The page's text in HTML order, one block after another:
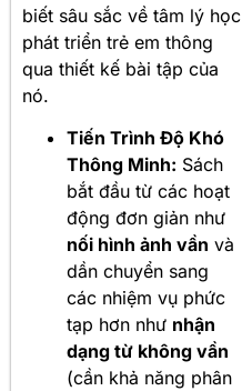
biết sâu sắc về tâm lý học
phát triển trẻ em thông
qua thiết kế bài tập của
nó.
Tiến Trình Độ Khó
Thông Minh: Sách
bắt đầu từ các hoạt
động đơn giản như
nối hình ảnh vần và
dần chuyển sang
các nhiệm vụ phức
tạp hơn như nhận
dạng từ không vần
(cần khả năng phân